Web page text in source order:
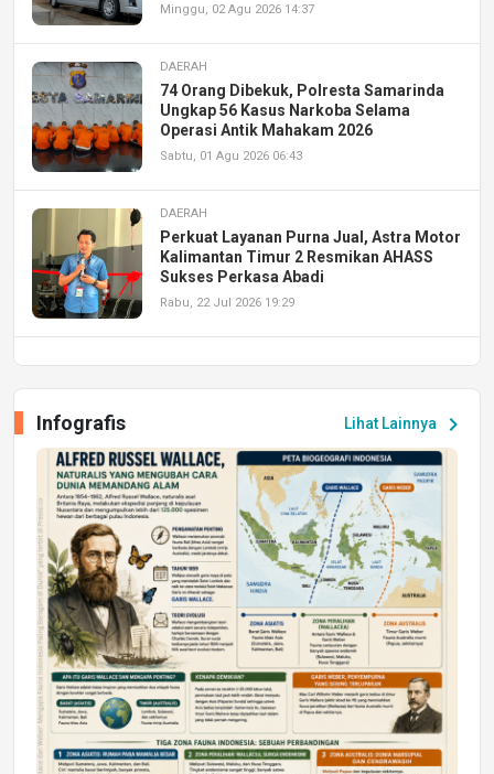
Minggu, 02 Agu 2026 14:37
DAERAH
74 Orang Dibekuk, Polresta Samarinda
Ungkap 56 Kasus Narkoba Selama
Operasi Antik Mahakam 2026
Sabtu, 01 Agu 2026 06:43
DAERAH
Perkuat Layanan Purna Jual, Astra Motor
Kalimantan Timur 2 Resmikan AHASS
Sukses Perkasa Abadi
Rabu, 22 Jul 2026 19:29
Peluang Kerja dan Magang
Jumat, 17 Jul 2026 22:30
DAERAH
Astra Motor Kalimantan Timur 2 Dukung
Mahasiswa Samarinda dalam Astra
Honda SDGs Future Leaders 2026
Jumat, 10 Jul 2026 19:01
Lihat Lainnya chevron_right
Infografis